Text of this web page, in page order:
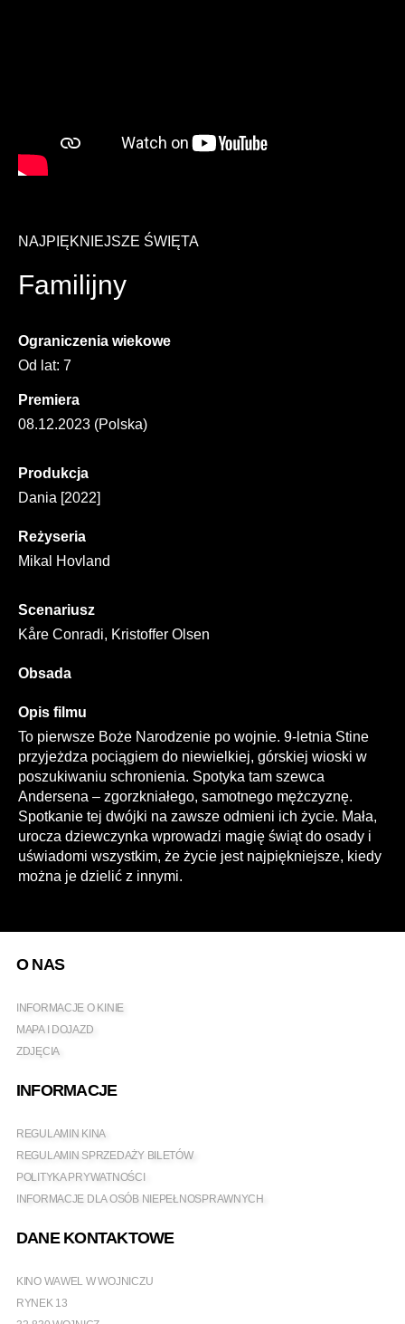
NAJPIĘKNIEJSZE ŚWIĘTA
Familijny
Ograniczenia wiekowe
Od lat: 7
Premiera
08.12.2023 (Polska)
Produkcja
Dania [2022]
Reżyseria
Mikal Hovland
Scenariusz
Kåre Conradi, Kristoffer Olsen
Obsada
Opis filmu
To pierwsze Boże Narodzenie po wojnie. 9-letnia Stine
przyjeżdza pociągiem do niewielkiej, górskiej wioski w
poszukiwaniu schronienia. Spotyka tam szewca
Andersena – zgorzkniałego, samotnego mężczyznę.
Spotkanie tej dwójki na zawsze odmieni ich życie. Mała,
urocza dziewczynka wprowadzi magię świąt do osady i
uświadomi wszystkim, że życie jest najpiękniejsze, kiedy
można je dzielić z innymi.
O NAS
INFORMACJE O KINIE
MAPA I DOJAZD
ZDJĘCIA
INFORMACJE
REGULAMIN KINA
REGULAMIN SPRZEDAŻY BILETÓW
POLITYKA PRYWATNOŚCI
INFORMACJE DLA OSÓB NIEPEŁNOSPRAWNYCH
DANE KONTAKTOWE
KINO WAWEL W WOJNICZU
RYNEK 13